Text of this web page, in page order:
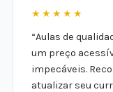
★★★★★
“Aulas de
um preço
impecáveis.
atualizar seu